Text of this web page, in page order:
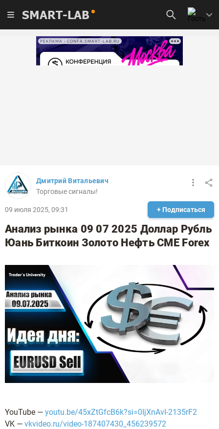
SMART-LAB
РЕКЛАМА • CONFA.SMART-LAB.RU
Дмитрий Витальевич
Торговые сигналы!
09 июля 2025, 09:31 + Подписаться
Анализ рынка 09 07 2025 Доллар Рубль
Юань Биткоин Золото Нефть CME Forex
YouTube — youtu.be/45xZtGfcB6k?si=0IjXnAvI-2135rF2
VK — vkvideo.ru/video-187407430_456239572